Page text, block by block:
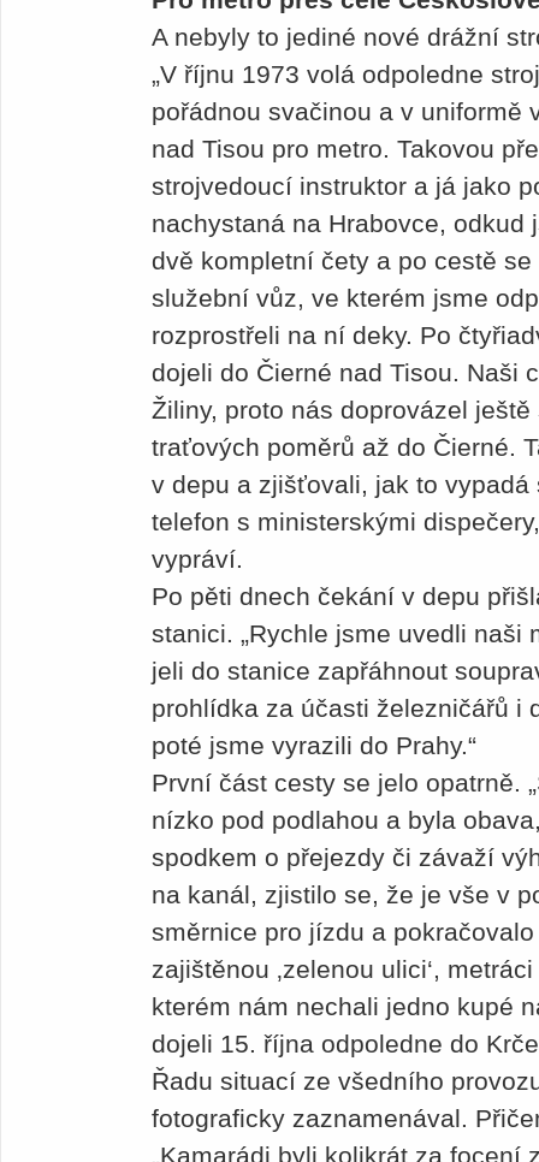
A nebyly to jediné nové drážní
„V říjnu 1973 volá odpoledne
pořádnou svačinou a v uniformě
nad Tisou pro metro. Takovou
strojvedoucí instruktor a já jako
nachystaná na Hrabovce,
dvě kompletní čety a po cestě
služební vůz, ve kterém jsme
rozprostřeli na ní deky. Po
dojeli do Čierné nad Tisou. Naši
Žiliny, proto nás doprovázel ještě
traťových poměrů až do Čierné.
v depu a zjišťovali, jak to
telefon s ministerskými
vypráví.
Po pěti dnech čekání v depu
stanici. „Rychle jsme uvedli naši
jeli do stanice zapřáhnout
prohlídka za účasti železničářů i
poté jsme vyrazili do Prahy.“
První část cesty se jelo opatrně.
nízko pod podlahou a byla
spodkem o přejezdy či závaží
na kanál, zjistilo se, že je vše v
směrnice pro jízdu a
zajištěnou ‚zelenou ulici‘,
kterém nám nechali jedno kupé
dojeli 15. října odpoledne do
Řadu situací ze všedního
fotograficky zaznamenával.
„Kamarádi byli kolikrát za focení